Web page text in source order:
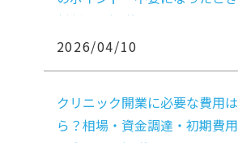
判断まで解説
2026/04/10
クリニック開業に必要な費用
ら？相場・資金調達・初期費
る方法まで解説